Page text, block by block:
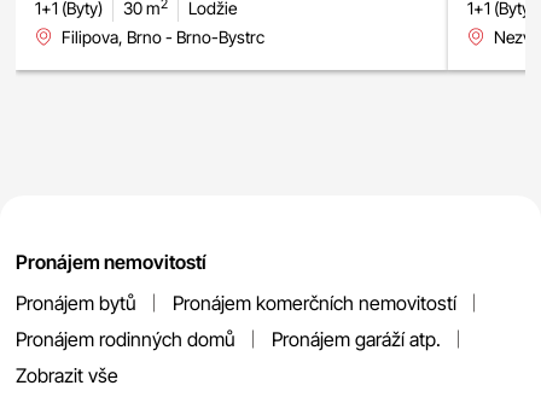
1+1 (Byty) 30 m2
Lodžie
Filipova, Brno - Brno-Bystrc
1+1 (Byty)
Pronájem nemovitostí
Pronájem bytů
Pronájem komerčních nemovitostí
Pronájem rodinných domů
Pronájem garáží atp.
Zobrazit vše